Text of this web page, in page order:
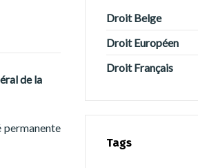
de la
permanente
Droit Belge
Droit Européen
Droit Français
Tags